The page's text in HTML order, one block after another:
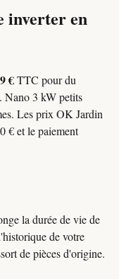
inverter en
€TTC pour du
Nano 3 kW petits
Les prix OK Jardin
€ et le paiement
la durée de vie de
de votre
de pièces d'origine.